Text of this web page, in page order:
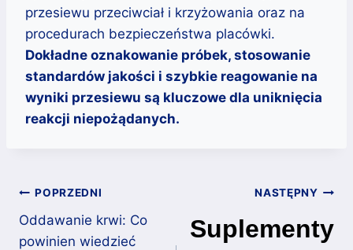
przesiewu przeciwciał i krzyżowania oraz na
procedurach bezpieczeństwa placówki.
Dokładne oznakowanie próbek, stosowanie
standardów jakości i szybkie reagowanie na
wyniki przesiewu są kluczowe dla uniknięcia
reakcji niepożądanych.
Nawigacja
wpisu
POPRZEDNI
Oddawanie krwi: Co
powinien wiedzieć
NASTĘPNY
Suplementy